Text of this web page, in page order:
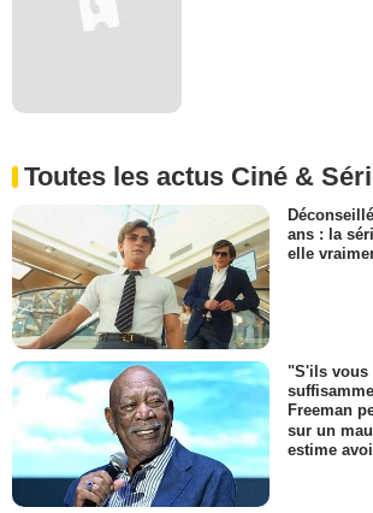
Toutes les actus Ciné &
ans : la
elle
"S'ils vous
Freeman
sur un
estime